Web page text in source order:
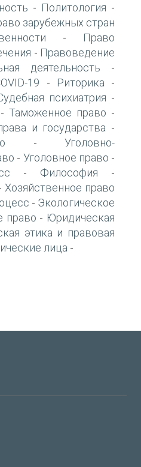
- Политология -
зарубежных стран
-
Право
- Правоведение
деятельность -
19 - Риторика -
психиатрия -
- Таможенное право -
и государства -
-Уголовно-
- Уголовное право -
- Философия -
Хозяйственное право
- Экологическое
право - Юридическая
этика и правовая
лица -